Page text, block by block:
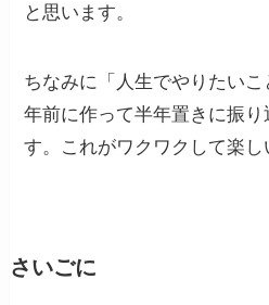
と思います。
ちなみに「人生でやりたい
年前に作って半年置きに振り
す。これがワクワクして楽
さいごに